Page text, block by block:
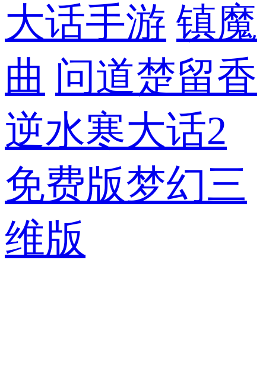
大话手游 镇魔
曲 问道楚留香
逆水寒大话2
免费版梦幻三
维版